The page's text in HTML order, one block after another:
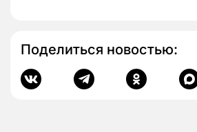
Поделиться новостью: